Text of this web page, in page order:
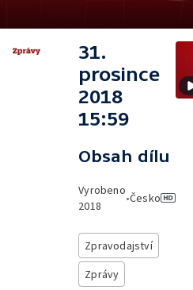
31.
prosince
2018
15:59
Obsah dílu
Vyrobeno
2018
•Česko
Zpravodajství
Zprávy